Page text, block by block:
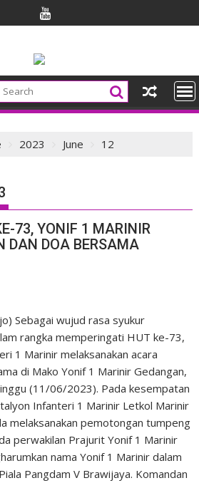
2023 June 12
73, YONIF 1 MARINIR
DAN DOA BERSAMA
Sebagai wujud rasa syukur
rangka memperingati HUT ke-73,
1 Marinir melaksanakan acara
di Mako Yonif 1 Marinir Gedangan,
(11/06/2023). Pada kesempatan
Infanteri 1 Marinir Letkol Marinir
melaksanakan pemotongan tumpeng
perwakilan Prajurit Yonif 1 Marinir
nama Yonif 1 Marinir dalam
Pangdam V Brawijaya. Komandan